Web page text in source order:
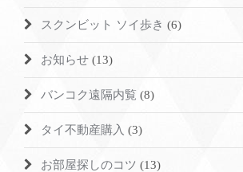
スクンビット ソイ歩き (6)
お知らせ (13)
バンコク遠隔内覧 (8)
タイ不動産購入 (3)
お部屋探しのコツ (13)